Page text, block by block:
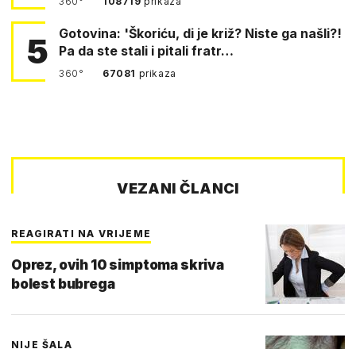
5
Gotovina: 'Škoriću, di je križ? Niste ga našli?!
Pa da ste stali i pitali fratr…
360° 67081 prikaza
VEZANI ČLANCI
REAGIRATI NA VRIJEME
Oprez, ovih 10 simptoma skriva
bolest bubrega
NIJE ŠALA